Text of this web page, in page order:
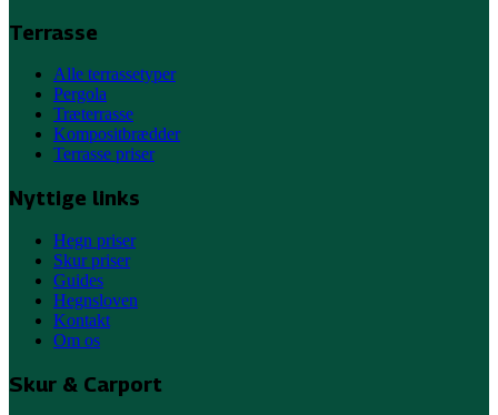
Terrasse
Alle terrassetyper
Pergola
Træterrasse
Kompositbrædder
Terrasse priser
Nyttige links
Hegn priser
Skur priser
Guides
Hegnsloven
Kontakt
Om os
Skur & Carport